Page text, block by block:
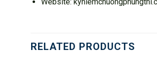
RELATED PRODUCTS